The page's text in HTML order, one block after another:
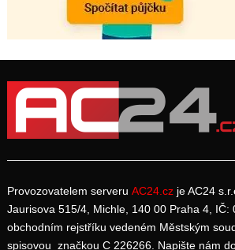
Provozovatelem serveru AC24.cz je AC24
Jaurisova 515/4, Michle, 140 00 Praha 4,
obchodním rejstříku vedeném Městským
spisovou značkou C 226266. Napište nám